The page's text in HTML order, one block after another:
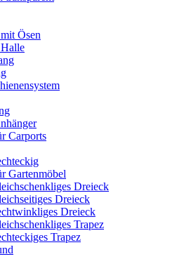
Ösen
Carports
Gartenmöbel
Dreieck
Dreieck
Dreieck
Trapez
Trapez